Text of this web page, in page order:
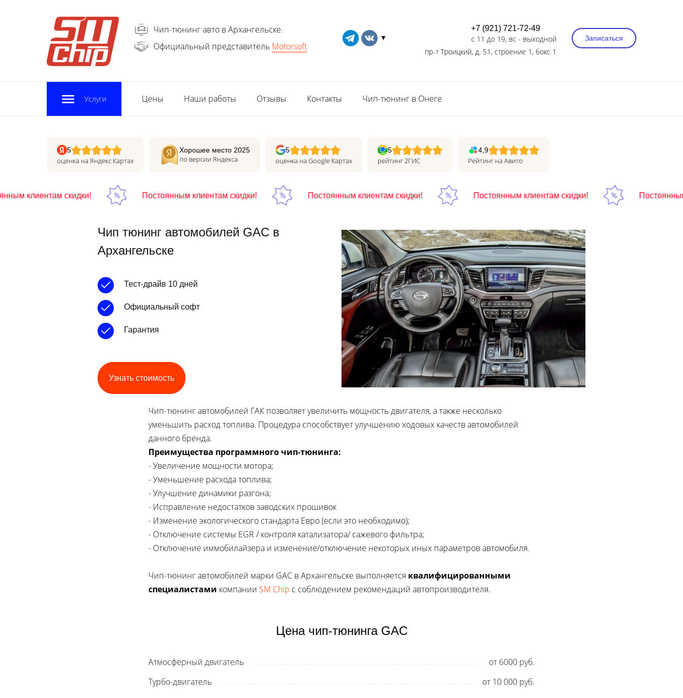
Чип-тюнинг авто в Архангельске.
Официальный представитель Motorsoft
▼
+7 (921) 721-72-49
с 11 до 19, вс - выходной
пр-т Троицкий, д. 51, строение 1, бокс 1
Записаться
Услуги Цены Наши работы Отзывы Контакты Чип-тюнинг в Онеге
5
оценка на Яндекс Картах
Хорошее место 2025
по версии Яндекса
5
оценка на Google Картах
5
рейтинг 2ГИС
4,9
Рейтинг на Авито
клиентам скидки! Постоянным клиентам скидки! Постоянным клиентам скидки! Постоянным клиентам скидки! Постоянным
Чип тюнинг автомобилей GAC в
Архангельске
Тест-драйв 10 дней
Официальный софт
Гарантия
Узнать стоимость
Чип-тюнинг автомобилей ГАК позволяет увеличить мощность двигателя, а также несколько
уменьшить расход топлива. Процедура способствует улучшению ходовых качеств автомобилей
данного бренда.
Преимущества программного чип-тюнинга:
- Увеличение мощности мотора;
- Уменьшение расхода топлива;
- Улучшение динамики разгона;
- Исправление недостатков заводских прошивок
- Изменение экологического стандарта Евро (если это необходимо);
- Отключение системы EGR / контроля катализатора/ сажевого фильтра;
- Отключение иммобилайзера и изменение/отключение некоторых иных параметров автомобиля.
Чип-тюнинг автомобилей марки GAC в Архангельске выполняется квалифицированными
специалистами компании SM Chip с соблюдением рекомендаций автопроизводителя.
Цена чип-тюнинга GAC
Атмосферный двигатель
от 6000 руб.
Турбо-двигатель
от 10 000 руб.